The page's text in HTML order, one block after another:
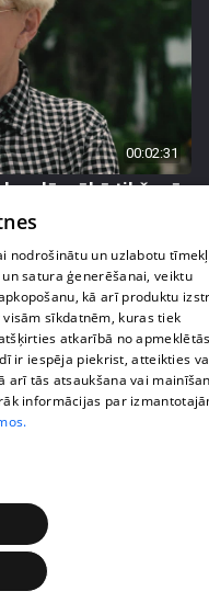
00:02:31
dārgākā tikšanās
no pārāk
nodrošinātu un uzlabotu
satura ģenerēšanai, veiktu
kā arī produktu
sīkdatnēm, kuras tiek
atkarībā no
ir iespēja piekrist, atteikties
arī tās atsaukšana vai
informācijas par